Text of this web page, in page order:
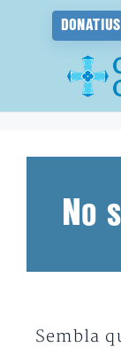
DONATIUS
No
Sembla